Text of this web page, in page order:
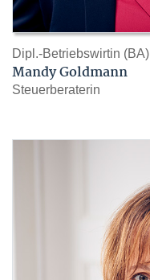
Dipl.-Betriebswirtin (BA)
Mandy Goldmann
Steuerberaterin